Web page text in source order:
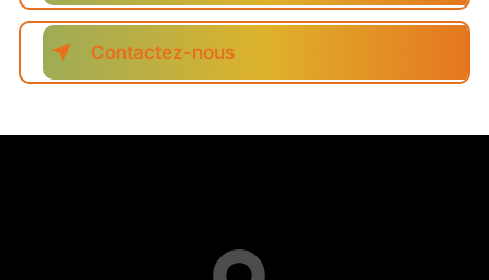
Contactez-nous